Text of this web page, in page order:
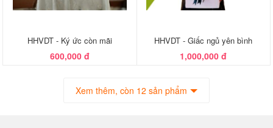
HHVDT - Ký ức còn mãi
600,000 đ
HHVDT - Giấc ngủ yên bình
1,000,000 đ
Xem thêm, còn 12 sản phẩm